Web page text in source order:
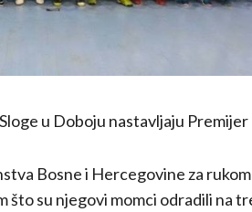
u Doboju nastavljaju
Bosne i Hercegovine za
što su njegovi momci odradili na